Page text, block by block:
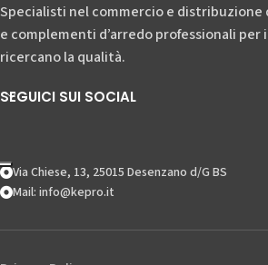
Specialisti nel commercio e
e complementi d’arredo professionali per
ricercano la qualità.
SEGUICI SUI SOCIAL
Via Chiese, 13, 25015 Desenzano d/G BS
Mail: info@kepro.it